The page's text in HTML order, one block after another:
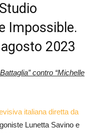
Impossible.
2023
contro “Michelle
italiana diretta da
Lunetta Savino e